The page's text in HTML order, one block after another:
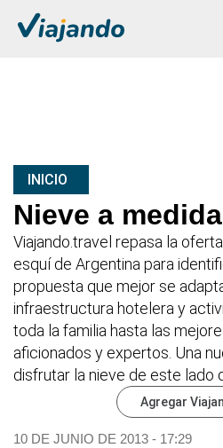
INICIO
Nieve a medida
Viajando.travel repasa la
esquí de Argentina para
propuesta que mejor se
infraestructura hotelera y
toda la familia hasta las
aficionados y expertos. Una
disfrutar la nieve de este lado
Agregar
10 DE JUNIO DE 2013 - 17:29